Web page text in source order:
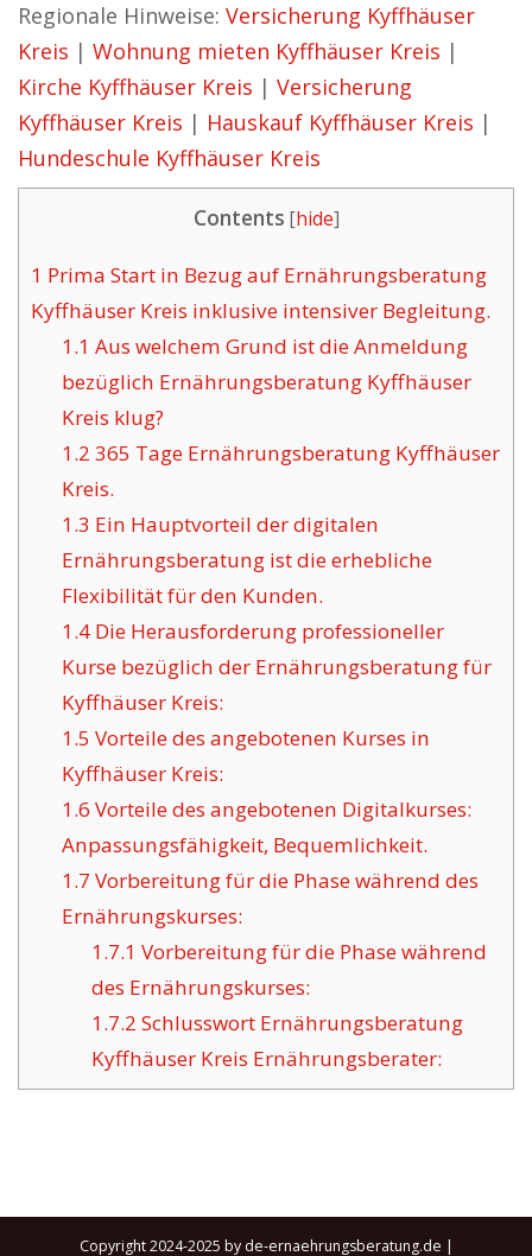
Regionale Hinweise: Versicherung Kyffhäuser
Kreis | Wohnung mieten Kyffhäuser Kreis |
Kirche Kyffhäuser Kreis | Versicherung
Kyffhäuser Kreis | Hauskauf Kyffhäuser Kreis |
Hundeschule Kyffhäuser Kreis
Contents [hide]
1 Prima Start in Bezug auf Ernährungsberatung
Kyffhäuser Kreis inklusive intensiver Begleitung.
1.1 Aus welchem Grund ist die Anmeldung
bezüglich Ernährungsberatung Kyffhäuser
Kreis klug?
1.2 365 Tage Ernährungsberatung Kyffhäuser
Kreis.
1.3 Ein Hauptvorteil der digitalen
Ernährungsberatung ist die erhebliche
Flexibilität für den Kunden.
1.4Die Herausforderung professioneller
Kurse bezüglich der Ernährungsberatung für
Kyffhäuser Kreis:
1.5 Vorteile des angebotenen Kurses in
Kyffhäuser Kreis:
1.6 Vorteile des angebotenen Digitalkurses:
Anpassungsfähigkeit, Bequemlichkeit.
1.7 Vorbereitung für die Phase während des
Ernährungskurses:
1.7.1 Vorbereitung für die Phase während
des Ernährungskurses:
1.7.2 Schlusswort Ernährungsberatung
Kyffhäuser Kreis Ernährungsberater:
Copyright 2024-2025 by de-ernaehrungsberatung.de |